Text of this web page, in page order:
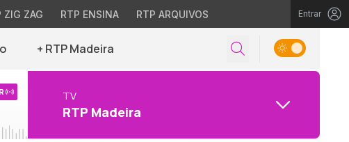
ZIG ZAG RTP ENSINA RTP ARQUIVOS Entrar
+ RTP Madeira
TV
RTP Madeira